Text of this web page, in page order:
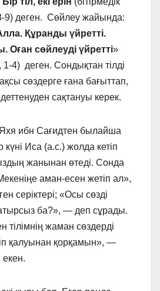
9) деген. Сөйлеу жайында:
Құранды үйретті.
сөйлеуді үйретті»
1-4) деген. Сондықтан тілді
сөздерге ғана бағыттап,
сақтануы керек.
ибн Сағидтен былайша
күні Иса (а.с.) жолда кетіп
жанынан өтеді. Сонда
аман-есен жетіп ал»,
серіктері; «Осы сөзді
ба?», — деп сұрады.
тілімнің жаман сөздерді
қалуынан қорқамын», —